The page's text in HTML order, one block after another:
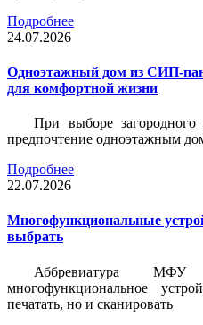
Подробнее
24.07.2026
Одноэтажный дом из СИП-
для комфортной жизни
При выборе
предпочтение одноэтажным
Подробнее
22.07.2026
Многофункциональные
выбрать
Аббревиатура МФУ
многофункциональное
печатать, но и сканировать